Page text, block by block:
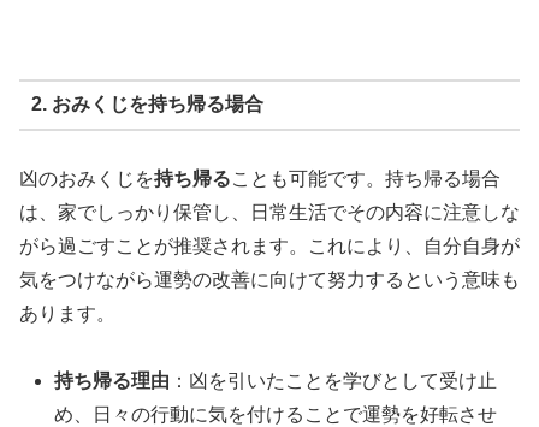
2. おみくじを持ち帰る場合
凶のおみくじを持ち帰ることも可能です。持ち帰る場合
は、家でしっかり保管し、日常生活でその内容に注意しな
がら過ごすことが推奨されます。これにより、自分自身が
気をつけながら運勢の改善に向けて努力するという意味も
あります。
持ち帰る理由 ：凶を引いたことを学びとして受け止
め、日々の行動に気を付けることで運勢を好転させ